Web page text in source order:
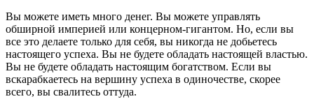
Вы можете иметь много денег. Вы можете управлять
обширной империей или концерном-гигантом. Но, если вы
все это делаете только для себя, вы никогда не добьетесь
настоящего успеха. Вы не будете обладать настоящей властью.
Вы не будете обладать настоящим богатством. Если вы
вскарабкаетесь на вершину успеха в одиночестве, скорее
всего, вы свалитесь оттуда.